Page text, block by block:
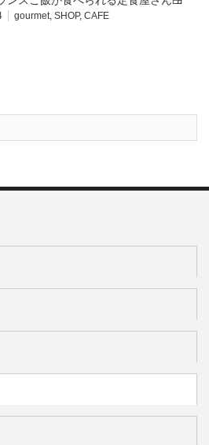
gourmet, SHOP, CAFE